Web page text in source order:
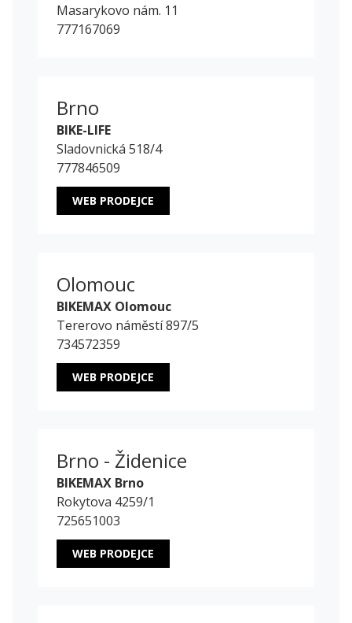
Masarykovo nám. 11
777167069
Brno
BIKE-LIFE
Sladovnická 518/4
777846509
WEB PRODEJCE
Olomouc
BIKEMAX Olomouc
Tererovo náměstí 897/5
734572359
WEB PRODEJCE
Brno - Židenice
BIKEMAX Brno
Rokytova 4259/1
725651003
WEB PRODEJCE